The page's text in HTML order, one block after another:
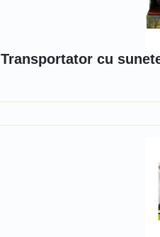
Transportator cu